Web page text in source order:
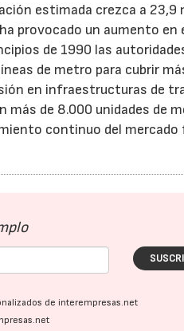
estimada crezca a
provocado un aumento
de 1990 las
de metro para cubrir
en infraestructuras de
de 8.000 unidades de
continuo del mercado
de interempresas.net
23/07/2026